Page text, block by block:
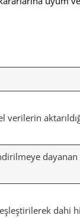
dayanan
dahi